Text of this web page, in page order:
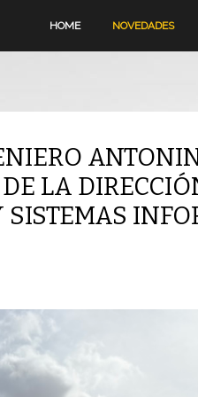
HOME NOVEDADES
LA